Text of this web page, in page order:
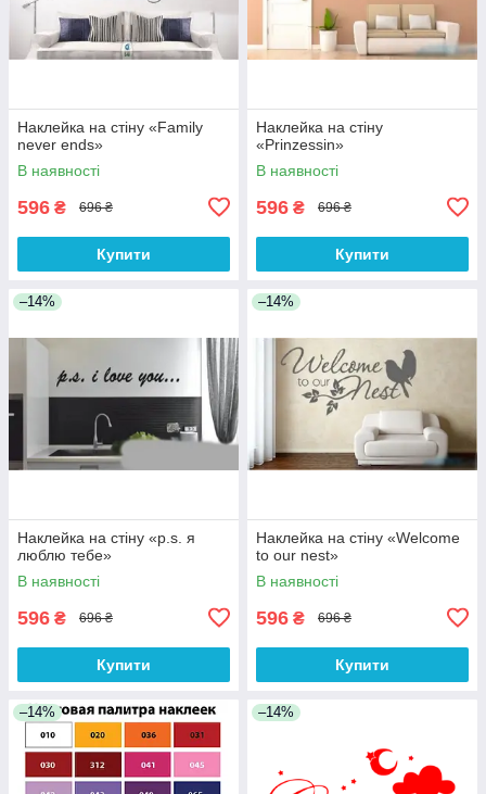
Наклейка на стіну «Family
never ends»
В наявності
596 ₴ 696 ₴
Купити
Наклейка на стіну
«Prinzessin»
В наявності
596 ₴ 696 ₴
Купити
–14%
Наклейка на стіну «p.s. я
люблю тебе»
В наявності
596 ₴ 696 ₴
Купити
–14%
Наклейка на стіну «Welcome
to our nest»
В наявності
596 ₴ 696 ₴
Купити
–14% –14%